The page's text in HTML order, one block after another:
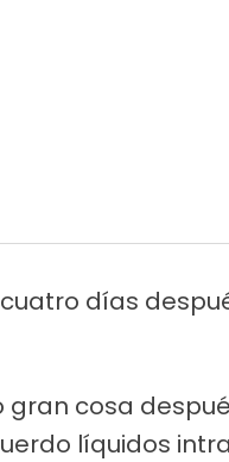
días
gran cosa
líquidos